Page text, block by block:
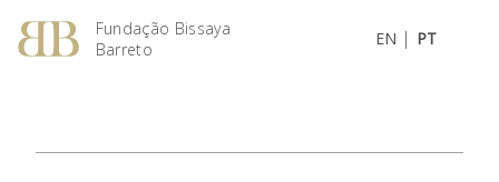
Fundação Bissaya
Barreto
EN | PT